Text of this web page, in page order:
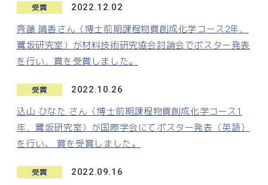
受賞 2022.12.02
齊藤 晴香さん（博士前期課程物質創成化学コース2年，
鷺坂研究室）が材料技術研究協会討論会でポスター発表
を行い，賞を受賞しました。
受賞 2022.10.26
込山 ひなた さん（博士前期課程物質創成化学コース1
年，鷺坂研究室）が国際学会にてポスター発表（英語）
を行い、 賞を受賞しました。
受賞 2022.09.16